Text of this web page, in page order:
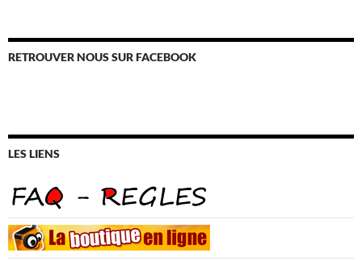
RETROUVER NOUS SUR FACEBOOK
LES LIENS